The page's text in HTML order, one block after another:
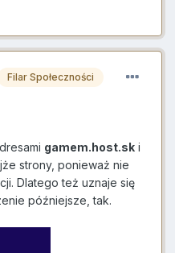
Filar Społeczności
gamem.host.sk i
strony, ponieważ nie
Dlatego też uznaje się
późniejsze, tak.